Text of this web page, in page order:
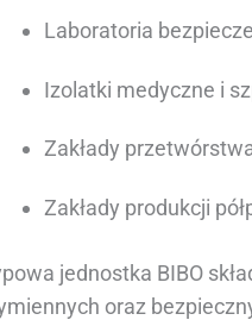
Laboratoria
Izolatki medyczne i
Zakłady
Zakłady produkcji
jednostka BIBO
oraz